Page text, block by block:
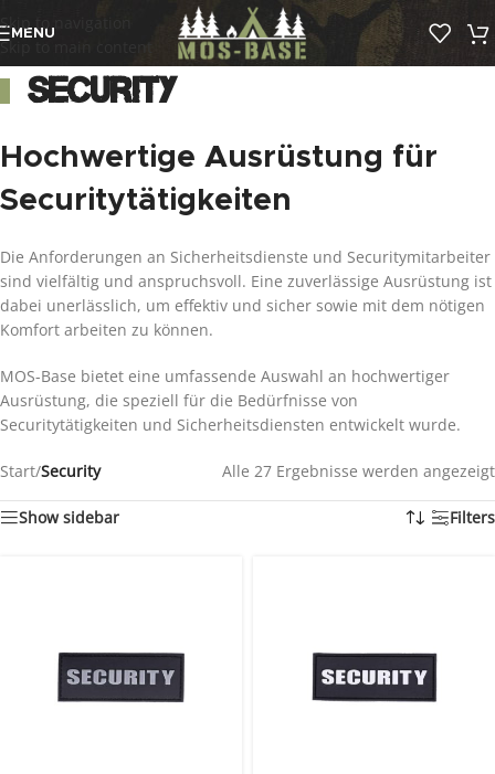
Skip to navigation
Skip to main content
MENU
Security
Hochwertige Ausrüstung für
Securitytätigkeiten
Die Anforderungen an Sicherheitsdienste und Securitymitarbeiter
sind vielfältig und anspruchsvoll. Eine zuverlässige Ausrüstung ist
dabei unerlässlich, um effektiv und sicher sowie mit dem nötigen
Komfort arbeiten zu können.
MOS-Base bietet eine umfassende Auswahl an hochwertiger
Ausrüstung, die speziell für die Bedürfnisse von
Securitytätigkeiten und Sicherheitsdiensten entwickelt wurde.
Start/Security Alle 27 Ergebnisse werden angezeigt
Show sidebar Filters